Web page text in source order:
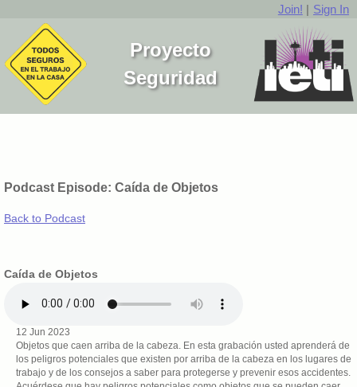
Join! | Sign In
Proyecto
Seguridad
Podcast Episode: Caída de Objetos
Back to Podcast
Caída de Objetos
12 Jun 2023
Objetos que caen arriba de la cabeza. En esta grabación usted aprenderá de
los peligros potenciales que existen por arriba de la cabeza en los lugares de
trabajo y de los consejos a saber para protegerse y prevenir esos accidentes.